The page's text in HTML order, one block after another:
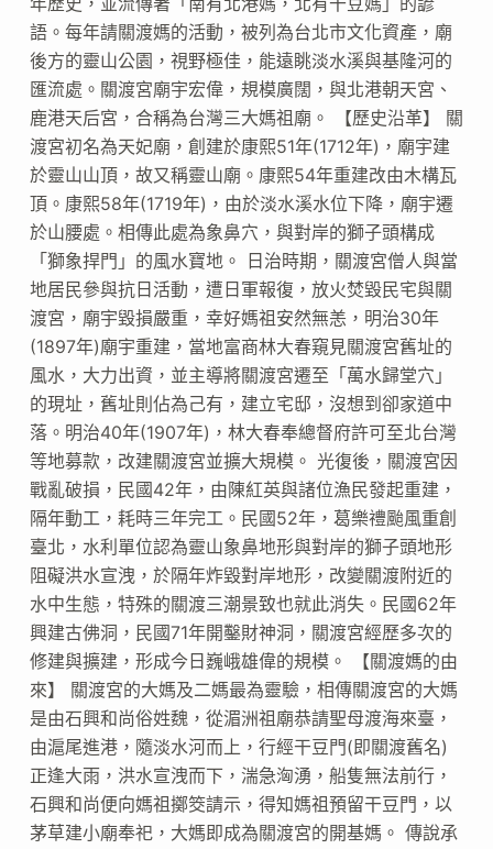
語。每年請關渡媽的活動，被列為台北市文化資產，廟
後方的靈山公園，視野極佳，能遠眺淡水溪與基隆河的
匯流處。關渡宮廟宇宏偉，規模廣闊，與北港朝天宮、
鹿港天后宮，合稱為台灣三大媽祖廟。 【歷史沿革】 關
渡宮初名為天妃廟，創建於康熙51年(1712年)，廟宇建
於靈山山頂，故又稱靈山廟。康熙54年重建改由木構瓦
頂。康熙58年(1719年)，由於淡水溪水位下降，廟宇遷
於山腰處。相傳此處為象鼻穴，與對岸的獅子頭構成
「獅象捍門」的風水寶地。 日治時期，關渡宮僧人與當
地居民參與抗日活動，遭日軍報復，放火焚毀民宅與關
渡宮，廟宇毀損嚴重，幸好媽祖安然無恙，明治30年
(1897年)廟宇重建，當地富商林大春窺見關渡宮舊址的
風水，大力出資，並主導將關渡宮遷至「萬水歸堂穴」
的現址，舊址則佔為己有，建立宅邸，沒想到卻家道中
落。明治40年(1907年)，林大春奉總督府許可至北台灣
等地募款，改建關渡宮並擴大規模。 光復後，關渡宮因
戰亂破損，民國42年，由陳紅英與諸位漁民發起重建，
隔年動工，耗時三年完工。民國52年，葛樂禮颱風重創
臺北，水利單位認為靈山象鼻地形與對岸的獅子頭地形
阻礙洪水宣洩，於隔年炸毀對岸地形，改變關渡附近的
水中生態，特殊的關渡三潮景致也就此消失。民國62年
興建古佛洞，民國71年開鑿財神洞，關渡宮經歷多次的
修建與擴建，形成今日巍峨雄偉的規模。 【關渡媽的由
來】 關渡宮的大媽及二媽最為靈驗，相傳關渡宮的大媽
是由石興和尚俗姓魏，從湄洲祖廟恭請聖母渡海來臺，
由滬尾進港，隨淡水河而上，行經干豆門(即關渡舊名)
正逢大雨，洪水宣洩而下，湍急洶湧，船隻無法前行，
石興和尚便向媽祖擲筊請示，得知媽祖預留干豆門，以
茅草建小廟奉祀，大媽即成為關渡宮的開基媽。 傳說承